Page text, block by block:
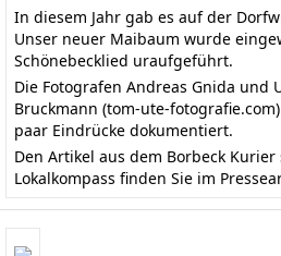
In diesem Jahr gab es auf der
Unser neuer Maibaum wurde
Schönebecklied uraufgeführt.
Die Fotografen Andreas Gnida und
Bruckmann (tom-ute-fotografie.com)
paar Eindrücke dokumentiert.
Den Artikel aus dem Borbeck Kurier
Lokalkompass finden Sie im